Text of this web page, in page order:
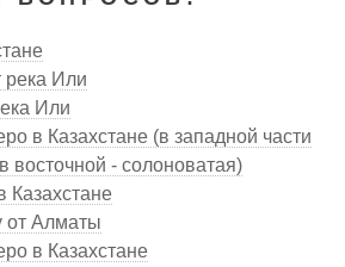
река Или
Или
в Казахстане (в западной части
восточной - солоноватая)
Казахстане
от Алматы
в Казахстане